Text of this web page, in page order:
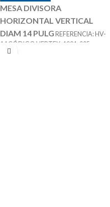
MESA DIVISORA
HORIZONTAL VERTICAL
DIAM 14 PULG REFERENCIA: HV-
14 CÓDIGO VERTEX: 1001-005